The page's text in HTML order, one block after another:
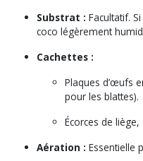
Substrat : Facultatif.
coco légèrement
Cachettes :
Plaques d’œufs
pour les blattes).
Écorces de
Aération : Essentielle